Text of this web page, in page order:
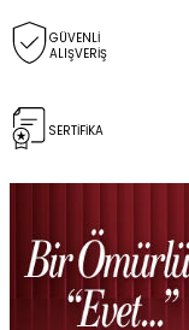
GÜVENLİ
ALIŞVERİŞ
SERTİFİKA